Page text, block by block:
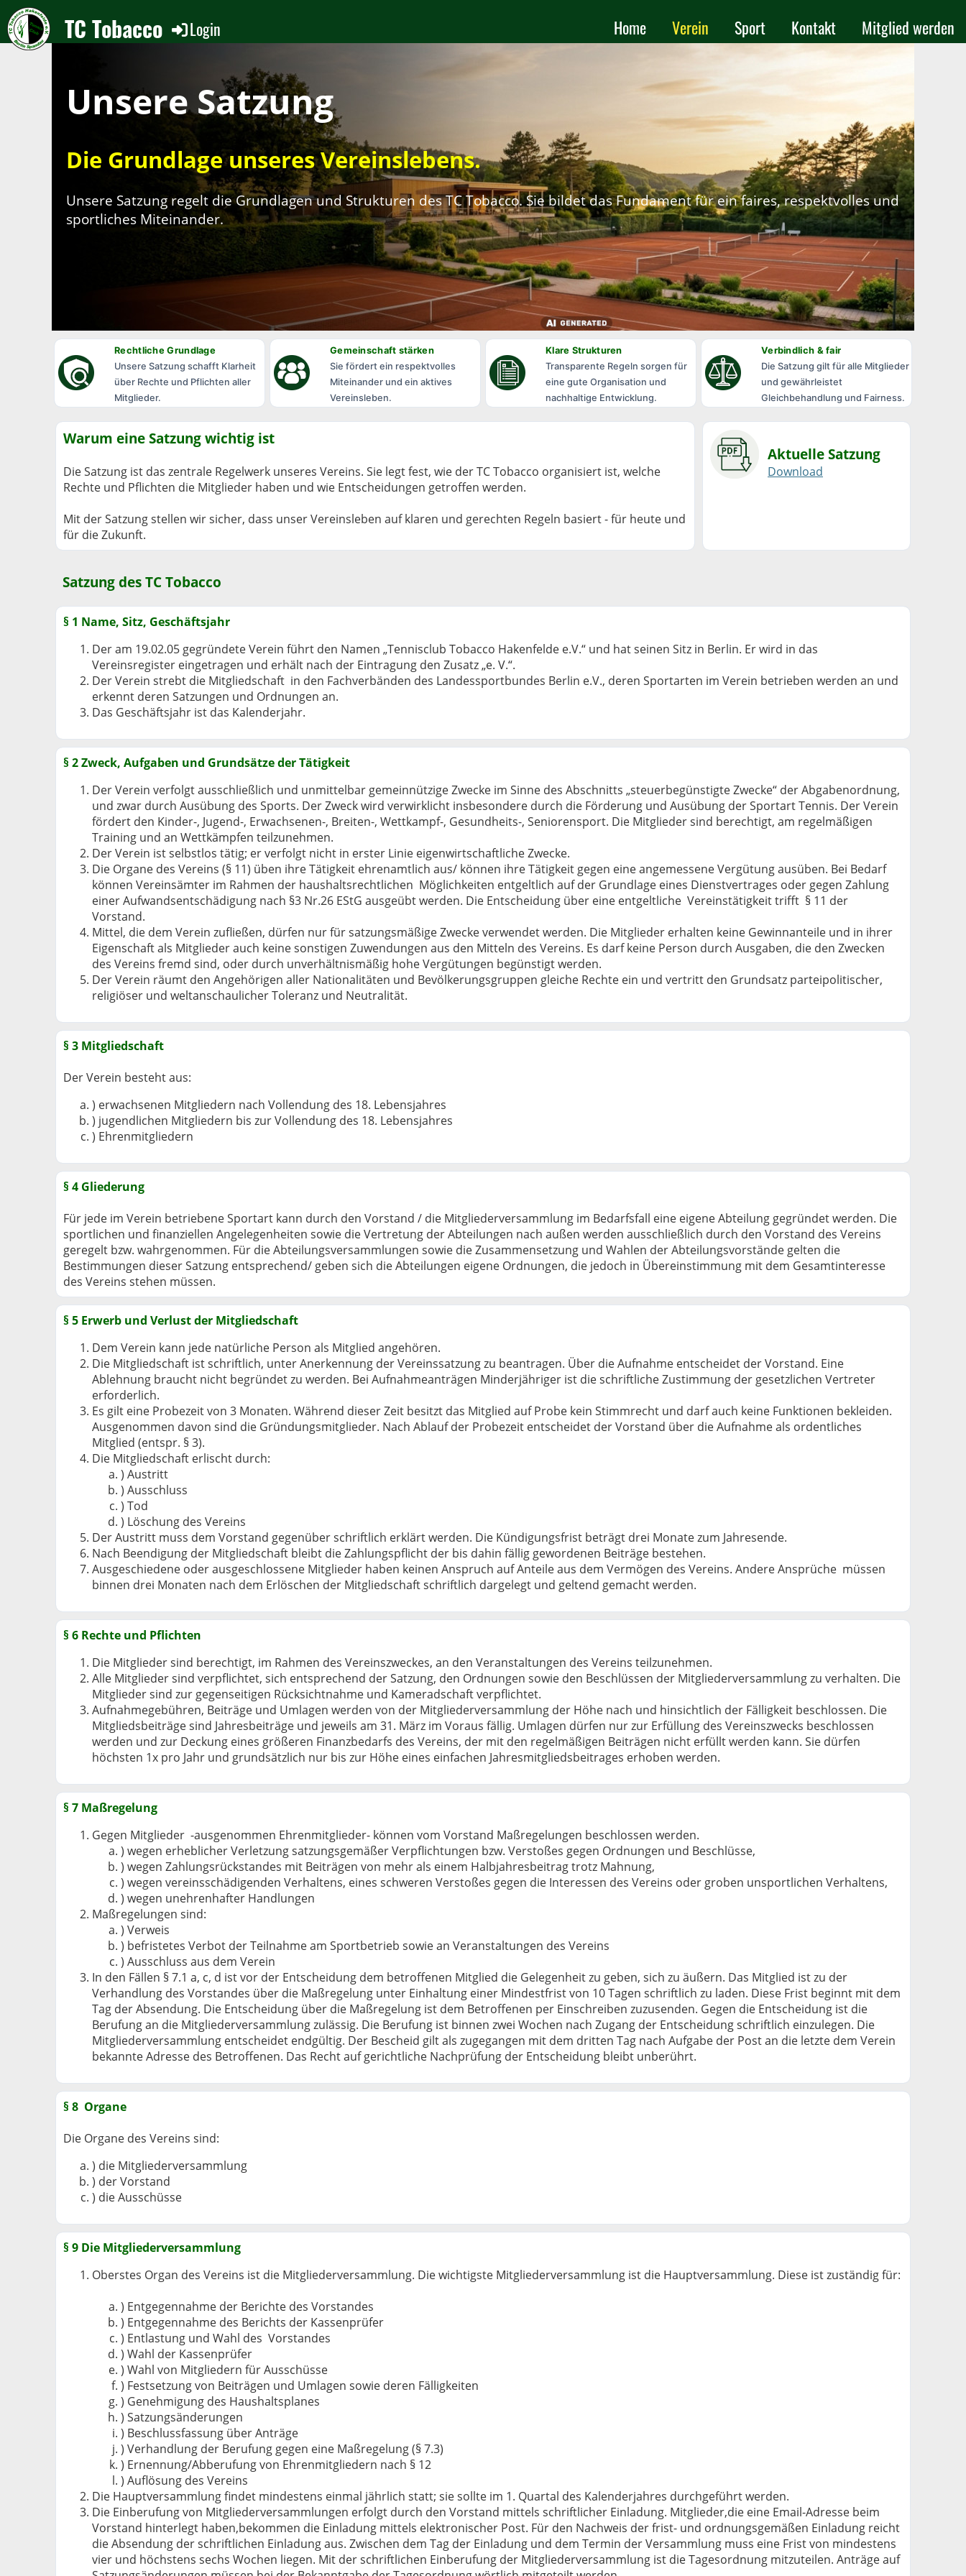
Home Verein Sport Kontakt Mitglied werden
Login
TC Tobacco
Unsere Satzung
Die Grundlage unseres Vereinslebens.
Unsere Satzung regelt die Grundlagen und Strukturen des TC Tobacco. Sie bildet das Fundament für ein faires, respektvolles und
sportliches Miteinander.
Rechtliche Grundlage
Unsere Satzung schafft Klarheit
über Rechte und Pflichten aller
Mitglieder.
Gemeinschaft stärken
Sie fördert ein respektvolles
Miteinander und ein aktives
Vereinsleben.
Klare Strukturen
Transparente Regeln sorgen für
eine gute Organisation und
nachhaltige Entwicklung.
Verbindlich & fair
Die Satzung gilt für alle Mitglieder
und gewährleistet
Gleichbehandlung und Fairness.
Warum eine Satzung wichtig ist
Die Satzung ist das zentrale Regelwerk unseres Vereins. Sie legt fest, wie der TC Tobacco organisiert ist, welche
Rechte und Pflichten die Mitglieder haben und wie Entscheidungen getroffen werden.
Mit der Satzung stellen wir sicher, dass unser Vereinsleben auf klaren und gerechten Regeln basiert - für heute und
für die Zukunft.
Aktuelle Satzung
Download
Satzung des TC Tobacco
§ 1 Name, Sitz, Geschäftsjahr
Der am 19.02.05 gegründete Verein führt den Namen „Tennisclub Tobacco Hakenfelde e.V.“ und hat seinen Sitz in Berlin. Er wird in das
Vereinsregister eingetragen und erhält nach der Eintragung den Zusatz „e. V.“.
Der Verein strebt die Mitgliedschaft in den Fachverbänden des Landessportbundes Berlin e.V., deren Sportarten im Verein betrieben werden an und
erkennt deren Satzungen und Ordnungen an.
Das Geschäftsjahr ist das Kalenderjahr.
§ 2 Zweck, Aufgaben und Grundsätze der Tätigkeit
Der Verein verfolgt ausschließlich und unmittelbar gemeinnützige Zwecke im Sinne des Abschnitts „steuerbegünstigte Zwecke“ der Abgabenordnung,
und zwar durch Ausübung des Sports. Der Zweck wird verwirklicht insbesondere durch die Förderung und Ausübung der Sportart Tennis. Der Verein
fördert den Kinder-, Jugend-, Erwachsenen-, Breiten-, Wettkampf-, Gesundheits-, Seniorensport. Die Mitglieder sind berechtigt, am regelmäßigen
Training und an Wettkämpfen teilzunehmen.
Der Verein ist selbstlos tätig; er verfolgt nicht in erster Linie eigenwirtschaftliche Zwecke.
Die Organe des Vereins (§ 11) üben ihre Tätigkeit ehrenamtlich aus/ können ihre Tätigkeit gegen eine angemessene Vergütung ausüben. Bei Bedarf
können Vereinsämter im Rahmen der haushaltsrechtlichen Möglichkeiten entgeltlich auf der Grundlage eines Dienstvertrages oder gegen Zahlung
einer Aufwandsentschädigung nach §3 Nr.26 EStG ausgeübt werden. Die Entscheidung über eine entgeltliche Vereinstätigkeit trifft § 11 der
Vorstand.
Mittel, die dem Verein zufließen, dürfen nur für satzungsmäßige Zwecke verwendet werden. Die Mitglieder erhalten keine Gewinnanteile und in ihrer
Eigenschaft als Mitglieder auch keine sonstigen Zuwendungen aus den Mitteln des Vereins. Es darf keine Person durch Ausgaben, die den Zwecken
des Vereins fremd sind, oder durch unverhältnismäßig hohe Vergütungen begünstigt werden.
Der Verein räumt den Angehörigen aller Nationalitäten und Bevölkerungsgruppen gleiche Rechte ein und vertritt den Grundsatz parteipolitischer,
religiöser und weltanschaulicher Toleranz und Neutralität.
§ 3 Mitgliedschaft
Der Verein besteht aus:
) erwachsenen Mitgliedern nach Vollendung des 18. Lebensjahres
) jugendlichen Mitgliedern bis zur Vollendung des 18. Lebensjahres
) Ehrenmitgliedern
§ 4 Gliederung
Für jede im Verein betriebene Sportart kann durch den Vorstand / die Mitgliederversammlung im Bedarfsfall eine eigene Abteilung gegründet werden. Die
sportlichen und finanziellen Angelegenheiten sowie die Vertretung der Abteilungen nach außen werden ausschließlich durch den Vorstand des Vereins
geregelt bzw. wahrgenommen. Für die Abteilungsversammlungen sowie die Zusammensetzung und Wahlen der Abteilungsvorstände gelten die
Bestimmungen dieser Satzung entsprechend/ geben sich die Abteilungen eigene Ordnungen, die jedoch in Übereinstimmung mit dem Gesamtinteresse
des Vereins stehen müssen.
§ 5 Erwerb und Verlust der Mitgliedschaft
Dem Verein kann jede natürliche Person als Mitglied angehören.
Die Mitgliedschaft ist schriftlich, unter Anerkennung der Vereinssatzung zu beantragen. Über die Aufnahme entscheidet der Vorstand. Eine
Ablehnung braucht nicht begründet zu werden. Bei Aufnahmeanträgen Minderjähriger ist die schriftliche Zustimmung der gesetzlichen Vertreter
erforderlich.
Es gilt eine Probezeit von 3 Monaten. Während dieser Zeit besitzt das Mitglied auf Probe kein Stimmrecht und darf auch keine Funktionen bekleiden.
Ausgenommen davon sind die Gründungsmitglieder. Nach Ablauf der Probezeit entscheidet der Vorstand über die Aufnahme als ordentliches
Mitglied (entspr. § 3).
Die Mitgliedschaft erlischt durch:
) Austritt
) Ausschluss
) Tod
) Löschung des Vereins
Der Austritt muss dem Vorstand gegenüber schriftlich erklärt werden. Die Kündigungsfrist beträgt drei Monate zum Jahresende.
Nach Beendigung der Mitgliedschaft bleibt die Zahlungspflicht der bis dahin fällig gewordenen Beiträge bestehen.
Ausgeschiedene oder ausgeschlossene Mitglieder haben keinen Anspruch auf Anteile aus dem Vermögen des Vereins. Andere Ansprüche müssen
binnen drei Monaten nach dem Erlöschen der Mitgliedschaft schriftlich dargelegt und geltend gemacht werden.
§ 6 Rechte und Pflichten
Die Mitglieder sind berechtigt, im Rahmen des Vereinszweckes, an den Veranstaltungen des Vereins teilzunehmen.
Alle Mitglieder sind verpflichtet, sich entsprechend der Satzung, den Ordnungen sowie den Beschlüssen der Mitgliederversammlung zu verhalten. Die
Mitglieder sind zur gegenseitigen Rücksichtnahme und Kameradschaft verpflichtet.
Aufnahmegebühren, Beiträge und Umlagen werden von der Mitgliederversammlung der Höhe nach und hinsichtlich der Fälligkeit beschlossen. Die
Mitgliedsbeiträge sind Jahresbeiträge und jeweils am 31. März im Voraus fällig. Umlagen dürfen nur zur Erfüllung des Vereinszwecks beschlossen
werden und zur Deckung eines größeren Finanzbedarfs des Vereins, der mit den regelmäßigen Beiträgen nicht erfüllt werden kann. Sie dürfen
höchsten 1x pro Jahr und grundsätzlich nur bis zur Höhe eines einfachen Jahresmitgliedsbeitrages erhoben werden.
§ 7 Maßregelung
Gegen Mitglieder -ausgenommen Ehrenmitglieder- können vom Vorstand Maßregelungen beschlossen werden.
) wegen erheblicher Verletzung satzungsgemäßer Verpflichtungen bzw. Verstoßes gegen Ordnungen und Beschlüsse,
) wegen Zahlungsrückstandes mit Beiträgen von mehr als einem Halbjahresbeitrag trotz Mahnung,
) wegen vereinsschädigenden Verhaltens, eines schweren Verstoßes gegen die Interessen des Vereins oder groben unsportlichen Verhaltens,
) wegen unehrenhafter Handlungen
Maßregelungen sind:
) Verweis
) befristetes Verbot der Teilnahme am Sportbetrieb sowie an Veranstaltungen des Vereins
) Ausschluss aus dem Verein
In den Fällen § 7.1 a, c, d ist vor der Entscheidung dem betroffenen Mitglied die Gelegenheit zu geben, sich zu äußern. Das Mitglied ist zu der
Verhandlung des Vorstandes über die Maßregelung unter Einhaltung einer Mindestfrist von 10 Tagen schriftlich zu laden. Diese Frist beginnt mit dem
Tag der Absendung. Die Entscheidung über die Maßregelung ist dem Betroffenen per Einschreiben zuzusenden. Gegen die Entscheidung ist die
Berufung an die Mitgliederversammlung zulässig. Die Berufung ist binnen zwei Wochen nach Zugang der Entscheidung schriftlich einzulegen. Die
Mitgliederversammlung entscheidet endgültig. Der Bescheid gilt als zugegangen mit dem dritten Tag nach Aufgabe der Post an die letzte dem Verein
bekannte Adresse des Betroffenen. Das Recht auf gerichtliche Nachprüfung der Entscheidung bleibt unberührt.
§ 8 Organe
Die Organe des Vereins sind:
) die Mitgliederversammlung
) der Vorstand
) die Ausschüsse
§ 9 Die Mitgliederversammlung
Oberstes Organ des Vereins ist die Mitgliederversammlung. Die wichtigste Mitgliederversammlung ist die Hauptversammlung. Diese ist zuständig für:
) Entgegennahme der Berichte des Vorstandes
) Entgegennahme des Berichts der Kassenprüfer
) Entlastung und Wahl des Vorstandes
) Wahl der Kassenprüfer
) Wahl von Mitgliedern für Ausschüsse
) Festsetzung von Beiträgen und Umlagen sowie deren Fälligkeiten
) Genehmigung des Haushaltsplanes
) Satzungsänderungen
) Beschlussfassung über Anträge
) Verhandlung der Berufung gegen eine Maßregelung (§ 7.3)
) Ernennung/Abberufung von Ehrenmitgliedern nach § 12
) Auflösung des Vereins
Die Hauptversammlung findet mindestens einmal jährlich statt; sie sollte im 1. Quartal des Kalenderjahres durchgeführt werden.
Die Einberufung von Mitgliederversammlungen erfolgt durch den Vorstand mittels schriftlicher Einladung. Mitglieder,die eine Email-Adresse beim
Vorstand hinterlegt haben,bekommen die Einladung mittels elektronischer Post. Für den Nachweis der frist- und ordnungsgemäßen Einladung reicht
die Absendung der schriftlichen Einladung aus. Zwischen dem Tag der Einladung und dem Termin der Versammlung muss eine Frist von mindestens
vier und höchstens sechs Wochen liegen. Mit der schriftlichen Einberufung der Mitgliederversammlung ist die Tagesordnung mitzuteilen. Anträge auf